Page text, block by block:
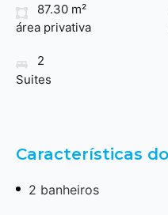
87.30 m²
área privativa
2
Suites
Características
2 banheiros